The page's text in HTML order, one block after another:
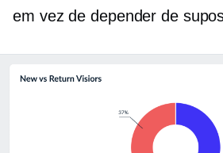
em vez de depender de